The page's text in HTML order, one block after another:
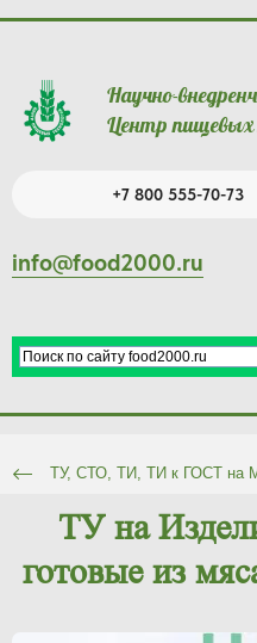
Научно-
Центр пищевых
+7 800 555-70-73
info@food2000.ru
ТУ, СТО, ТИ, ТИ к ГОСТ на
ТУ на
готовые из